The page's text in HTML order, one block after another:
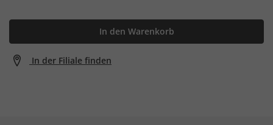
In den Warenkorb
In der Filiale finden